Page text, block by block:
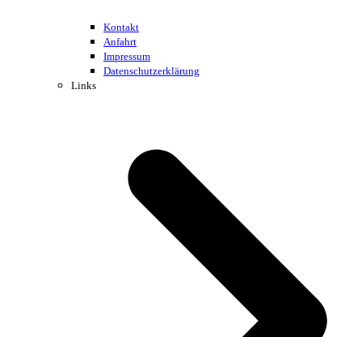
Kontakt
Anfahrt
Impressum
Datenschutzerklärung
Links